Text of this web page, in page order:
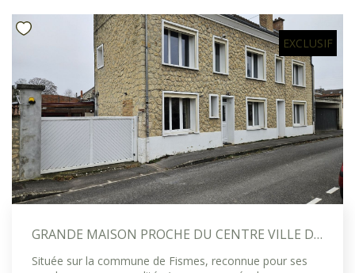
EXCLUSIF
GRANDE MAISON PROCHE DU CENTRE VILLE DE FISMES.
Située sur la commune de Fismes, reconnue pour ses